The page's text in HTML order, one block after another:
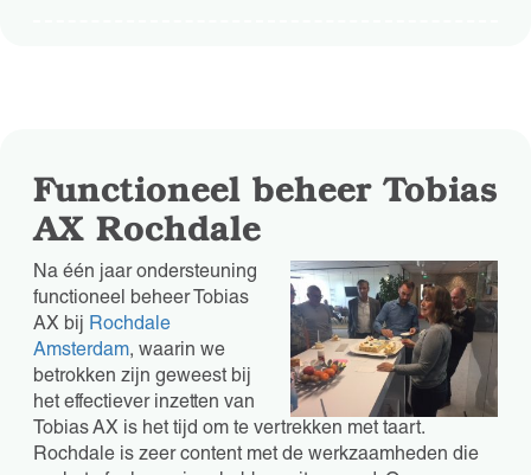
Functioneel beheer Tobias
AX Rochdale
Na één jaar ondersteuning
functioneel beheer Tobias
AX bij Rochdale
Amsterdam, waarin we
betrokken zijn geweest bij
het effectiever inzetten van
Tobias AX is het tijd om te vertrekken met taart.
Rochdale is zeer content met de werkzaamheden die